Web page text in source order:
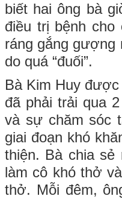
biết hai ông bà
điều trị bệnh
ráng gắng gượng
do quá “đuối”.
Bà Kim Huy
đã phải trải qua
và sự chăm sóc
giai đoạn khó
thiện. Bà chia sẻ
làm cô khó thở
thở. Mỗi đêm,